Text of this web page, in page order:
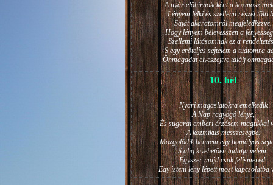
A nyár előhírnökeként a kozmosz
Lényem lelki és szellemi részét tölti
Saját akaratomról megfeledkezve.
Hogy lényem belevesszen a
Szellemi látásomnak ez a
S egy erőteljes sejtelem a tudtomra
Önmagadat elveszejtve találj
10. hét
Nyári magaslatokra emelkedik
A Nap ragyogó lénye,
És sugarai emberi érzésem magukkal
A kozmikus messzeségbe.
Mozgolódik bennem egy homályos
S alig kivehetően tudatja velem:
Egyszer majd csak felismered:
Egy isteni lény lépett most kapcsolatba